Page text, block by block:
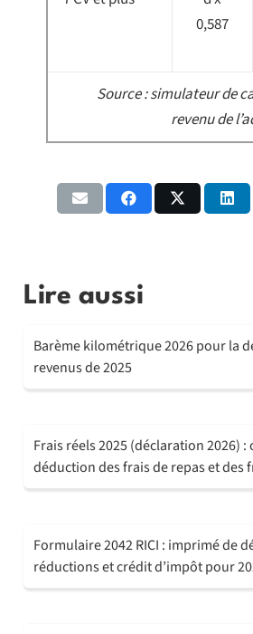
0,587
Source : simulateur de
revenu de
Lire aussi
Barème kilométrique 2026 pour la
revenus de 2025
Frais réels 2025 (déclaration 2026)
déduction des frais de repas et des
Formulaire 2042 RICI : imprimé de
réductions et crédit d’impôt pour